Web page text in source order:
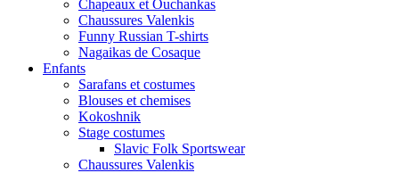
Chapeaux et Ouchankas
Chaussures Valenkis
Funny Russian T-shirts
Nagaikas de Cosaque
Enfants
Sarafans et costumes
Blouses et chemises
Kokoshnik
Stage costumes
Slavic Folk Sportswear
Chaussures Valenkis